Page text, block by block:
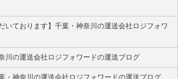
いております】千葉・神奈川の運送会社ロジフォワ
川の運送会社ロジフォワードの運送ブログ